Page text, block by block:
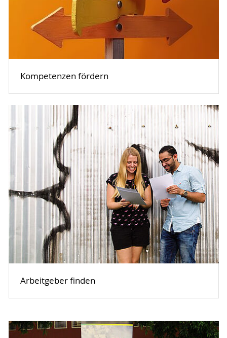
Kompetenzen fördern
Arbeitgeber finden